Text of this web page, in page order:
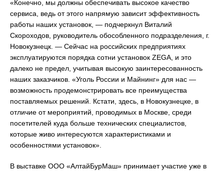
«Конечно, мы должны обеспечивать высокое качество
сервиса, ведь от этого напрямую зависит эффективность
работы наших установок, — подчеркнул Виталий
Скороходов, руководитель обособленного подразделения, г.
Новокузнецк. — Сейчас на российских предприятиях
эксплуатируются порядка сотни установок ZEGA, и это
далеко не предел, учитывая высокую заинтересованность
наших заказчиков. «Уголь России и Майнинг» для нас —
возможность продемонстрировать все преимущества
поставляемых решений. Кстати, здесь, в Новокузнецке, в
отличие от мероприятий, проводимых в Москве, среди
посетителей куда больше технических специалистов,
которые живо интересуются характеристиками и
особенностями установок».
В выставке ООО «АлтайБурМаш» принимает участие уже в